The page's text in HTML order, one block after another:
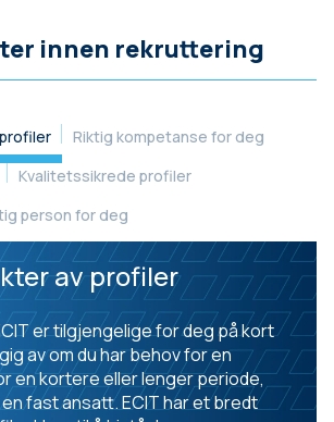
innen rekruttering
av profiler
er tilgjengelige for deg på kort
av om du har behov for en
en kortere eller lenger periode,
fast ansatt. ECIT har et bredt
Riktig kompetanse for deg
Kvalitetssikrede profiler
person for deg